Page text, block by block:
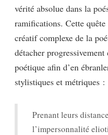
vérité absolue dans la
ramifications. Cette
créatif complexe de la
détacher
poétique afin d’en
stylistiques et métriques :
Prenant leurs
l’impersonnalité